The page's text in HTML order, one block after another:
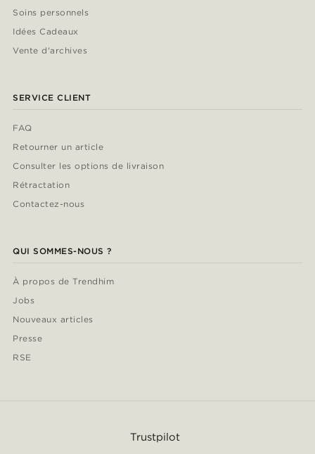
Soins personnels
Idées Cadeaux
Vente d'archives
SERVICE CLIENT
FAQ
Retourner un article
Consulter les options de livraison
Rétractation
Contactez-nous
QUI SOMMES-NOUS ?
À propos de Trendhim
Jobs
Nouveaux articles
Presse
RSE
Trustpilot